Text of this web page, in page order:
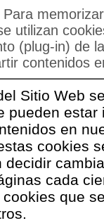
utilizan
(plug-in) de
contenidos
Sitio Web
pueden
en
cookies
decidir
cada
que